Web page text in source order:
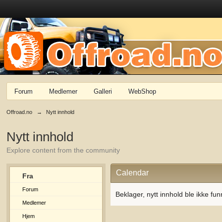
Forum Medlemer Galleri WebShop
Offroad.no → Nytt innhold
Nytt innhold
Explore content from the community
Fra
Forum
Medlemer
Hjem
Calendar
Beklager, nytt innhold ble ikke